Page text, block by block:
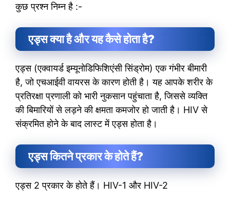
कुछ प्रश्न निम्न है :-
एड्स क्या है और यह कैसे होता है?
एड्स (एक्वायर्ड इम्यूनोडिफिशिएंसी सिंड्रोम) एक गंभीर बीमारी
है, जो एचआईवी वायरस के कारण होती है। यह आपके शरीर के
प्रतिरक्षा प्रणाली को भारी नुकसान पहुंचाता है, जिससे व्यक्ति
की बिमारियों से लड़ने की क्षमता कमजोर हो जाती है। HIV से
संक्रमित होने के बाद लास्ट में एड्स होता है।
एड्स कितने प्रकार के होते हैं?
एड्स 2 प्रकार के होते हैं। HIV-1 और HIV-2